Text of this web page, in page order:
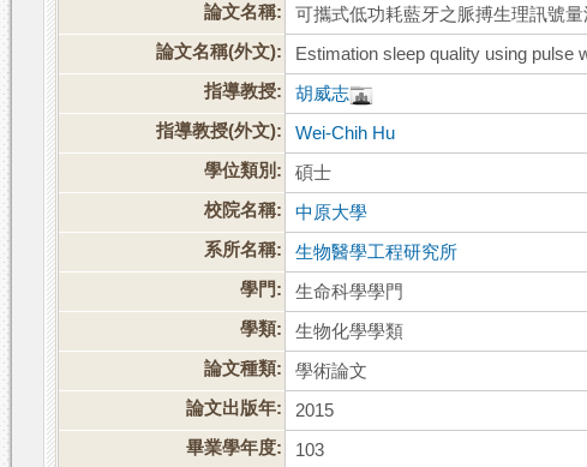
論文名稱:
可攜式低功耗藍牙之脈搏生理訊號
論文名稱(外文):
Estimation sleep quality using pulse
指導教授:
胡威志
指導教授(外文):
Wei-Chih Hu
學位類別:
碩士
校院名稱:
中原大學
系所名稱:
生物醫學工程研究所
學門:
生命科學學門
學類:
生物化學學類
論文種類:
學術論文
論文出版年:
2015
畢業學年度:
103